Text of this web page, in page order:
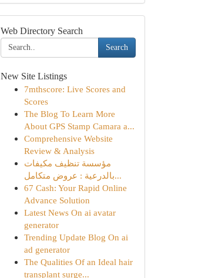
Web Directory Search
Search
New Site Listings
7mthscore: Live Scores and
Scores
The Blog To Learn More
About GPS Stamp Camara a...
Comprehensive Website
Review & Analysis
مؤسسة تنظيف مكيفات
بالدرعية : عروض متكامل...
67 Cash: Your Rapid Online
Advance Solution
Latest News On ai avatar
generator
Trending Update Blog On ai
ad generator
The Qualities Of an Ideal hair
transplant surge...